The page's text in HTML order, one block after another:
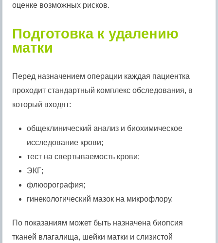
оценке возможных рисков.
Подготовка к удалению
матки
Перед назначением операции каждая пациентка
проходит стандартный комплекс обследования, в
который входят:
общеклинический анализ и биохимическое
исследование крови;
тест на свертываемость крови;
ЭКГ;
флюорография;
гинекологический мазок на микрофлору.
По показаниям может быть назначена биопсия
тканей влагалища, шейки матки и слизистой